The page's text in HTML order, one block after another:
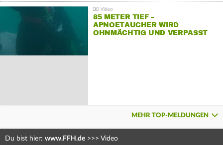
85 METER TIEF –
APNOETAUCHER WIRD
OHNMÄCHTIG UND VERPASST
MEHR TOP-MELDUNGEN
Du bist hier: www.FFH.de >>> Video